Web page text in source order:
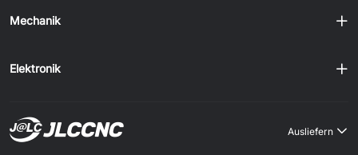
Mechanik
Elektronik
Ausliefern